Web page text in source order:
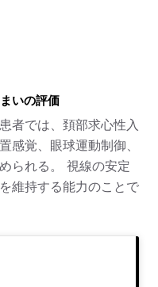
いの評価
者では、頚部求心性入
感覚、眼球運動制御、
られる。 視線の安定
維持する能力のことで